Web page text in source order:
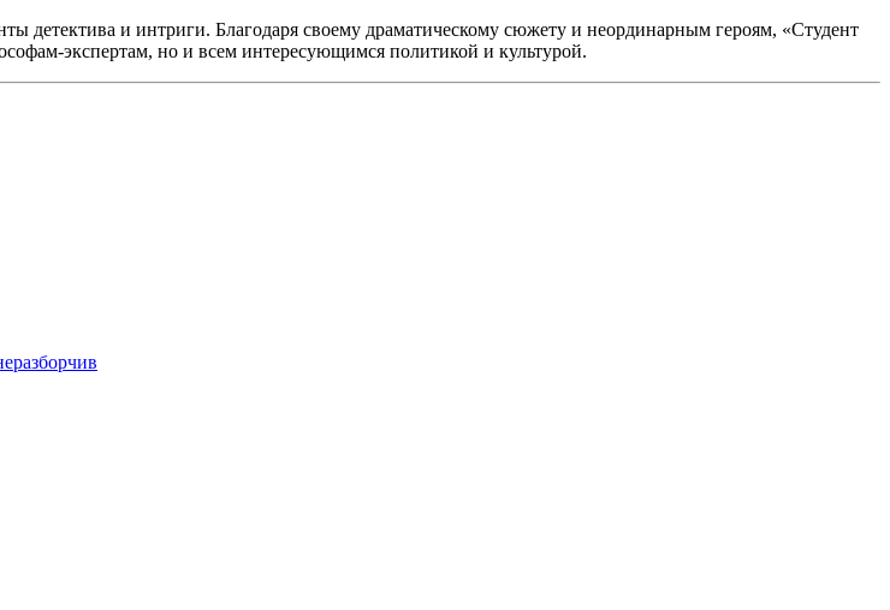
детектива и интриги. Благодаря своему драматическому сюжету и неординарным героям, «Студент
экспертам, но и всем интересующимся политикой и культурой.